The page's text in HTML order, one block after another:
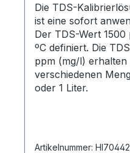
Die TDS-
ist eine sofort
Der TDS-Wert
ºC definiert. Die
ppm (mg/l) erhalten
verschiedenen
oder 1 Liter.
Artikelnummer: